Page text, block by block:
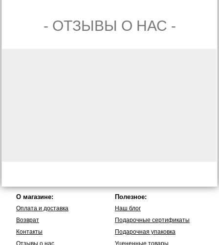
- ОТЗЫВЫ О НАС -
О магазине:
Оплата и доставка
Возврат
Контакты
Отзывы о нас
Полезное:
Наш блог
Подарочные сертификаты
Подарочная упаковка
Уцененные товары